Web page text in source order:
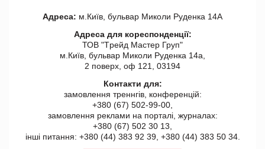
Адреса: м.Київ, бульвар Миколи Руденка 14А
Адреса для кореспонденції:
ТОВ "Tрейд Мастер Груп"
м.Київ, бульвар Миколи Руденка 14а,
2 поверх, оф 121, 03194
Контакти для:
замовлення треннгів, конференцій:
+380 (67) 502-99-00,
замовлення реклами на порталі, журналах:
+380 (67) 502 30 13,
інші питання: +380 (44) 383 92 39, +380 (44) 383 50 34.